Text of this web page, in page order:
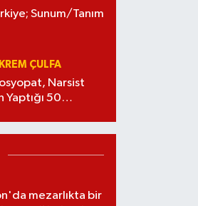
Sunum/Tanım
ÇULFA
Narsist
Yaptığı 50
mezarlıkta bir